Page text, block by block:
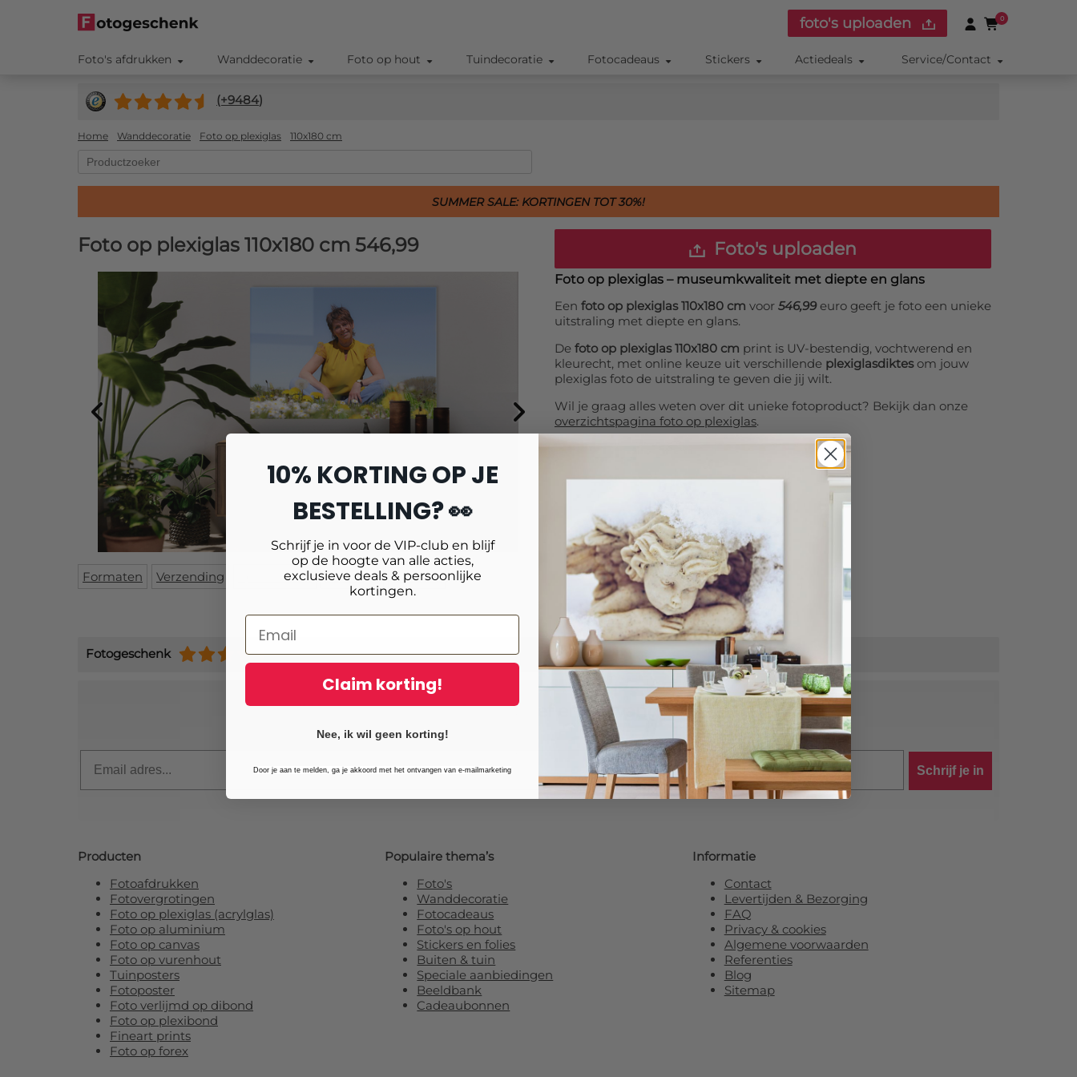
foto's uploaden 0
Foto's afdrukken Wanddecoratie Foto op hout Tuindecoratie Fotocadeaus Stickers Actiedeals Service/Contact
(+9484)
Home Wanddecoratie Foto op plexiglas 110x180 cm
SUMMER SALE: KORTINGEN TOT 30%!
Foto op plexiglas 110x180 cm 546,99
Formaten Verzending Specificaties Montage Reviews
Foto's uploaden
Foto op plexiglas – museumkwaliteit met diepte en glans
Een foto op plexiglas 110x180 cm voor 546,99euro geeft je foto een unieke
uitstraling met diepte en glans.
De foto op plexiglas 110x180 cm print is UV-bestendig, vochtwerend en
kleurecht, met online keuze uit verschillende plexiglasdiktesom jouw
plexiglas foto de uitstraling te geven die jij wilt.
Wil je graag alles weten over dit unieke fotoproduct? Bekijk dan onze
overzichtspagina foto op plexiglas.
Fotogeschenk (+9484)
Schrijf je in voor onze nieuwsbrief en ontvang10% extra korting!
Schrijf je in
Producten
Fotoafdrukken
Fotovergrotingen
Foto op plexiglas (acrylglas)
Foto op aluminium
Foto op canvas
Foto op vurenhout
Tuinposters
Fotoposter
Foto verlijmd op dibond
Foto op plexibond
Fineart prints
Foto op forex
Populaire thema’s
Foto's
Wanddecoratie
Fotocadeaus
Foto's op hout
Stickers en folies
Buiten & tuin
Speciale aanbiedingen
Beeldbank
Cadeaubonnen
Informatie
Contact
Levertijden & Bezorging
FAQ
Privacy & cookies
Algemene voorwaarden
Referenties
Blog
Sitemap
10% KORTING OP JE
BESTELLING? 👀
Schrijf je in voor de VIP-club en blijf
op de hoogte van alle acties,
exclusieve deals & persoonlijke
kortingen.
Claim korting!
Nee, ik wil geen korting!
Door je aan te melden, ga je akkoord met het ontvangen van e-mailmarketing